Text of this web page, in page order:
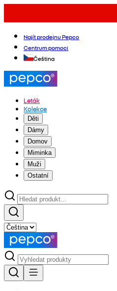
Najít prodejnu Pepco
Centrum pomoci
Čeština
Leták
Kolekce
Děti
Dámy
Domov
Miminka
Muži
Ostatní